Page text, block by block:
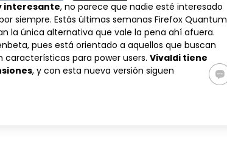
interesante, no parece que nadie esté interesado
siempre. Estás últimas semanas Firefox Quantum
la única alternativa que vale la pena ahí afuera.
pues está orientado a aquellos que buscan
para power users. Vivaldi tiene
, y con esta nueva versión siguen